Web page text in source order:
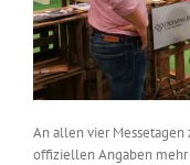
Suche
nach:
An allen vier
offiziellen Angaben mehr